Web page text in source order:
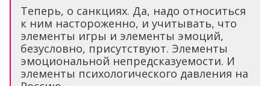
Теперь, о санкциях. Да, надо относиться
к ним настороженно, и учитывать, что
элементы игры и элементы эмоций,
безусловно, присутствуют. Элементы
эмоциональной непредсказуемости. И
элементы психологического давления на